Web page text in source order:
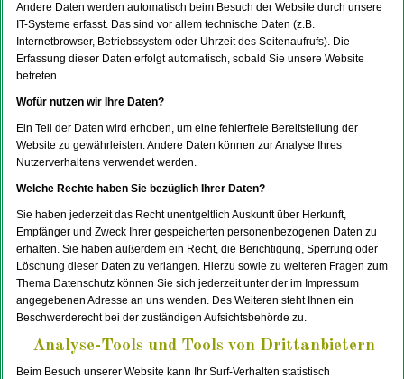
Andere Daten werden automatisch beim Besuch der Website durch unsere
IT-Systeme erfasst. Das sind vor allem technische Daten (z.B.
Internetbrowser, Betriebssystem oder Uhrzeit des Seitenaufrufs). Die
Erfassung dieser Daten erfolgt automatisch, sobald Sie unsere Website
betreten.
Wofür nutzen wir Ihre Daten?
Ein Teil der Daten wird erhoben, um eine fehlerfreie Bereitstellung der
Website zu gewährleisten. Andere Daten können zur Analyse Ihres
Nutzerverhaltens verwendet werden.
Welche Rechte haben Sie bezüglich Ihrer Daten?
Sie haben jederzeit das Recht unentgeltlich Auskunft über Herkunft,
Empfänger und Zweck Ihrer gespeicherten personenbezogenen Daten zu
erhalten. Sie haben außerdem ein Recht, die Berichtigung, Sperrung oder
Löschung dieser Daten zu verlangen. Hierzu sowie zu weiteren Fragen zum
Thema Datenschutz können Sie sich jederzeit unter der im Impressum
angegebenen Adresse an uns wenden. Des Weiteren steht Ihnen ein
Beschwerderecht bei der zuständigen Aufsichtsbehörde zu.
Analyse-Tools und Tools von Drittanbietern
Beim Besuch unserer Website kann Ihr Surf-Verhalten statistisch